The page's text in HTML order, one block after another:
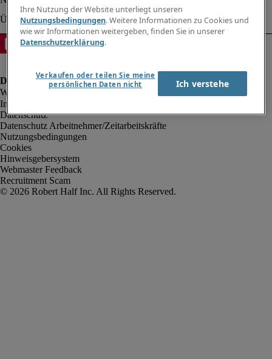
Impressum
Datenschutz
Datenschutz Arbeitnehmer/Zeitarbeitskräfte
Nutzungsbedingungen
Cookies
Hinweisgebersystem
Webmaster Feedback
Recruitment Scam
Ihre Nutzung der Website unterliegt unseren
Nutzungsbedingungen. Weitere Informationen zu Cookies und
wie wir Informationen weitergeben, finden Sie in unserer
Datenschutzerklärung.
Verkaufen oder teilen Sie meine
persönlichen Daten nicht
Ich verstehe